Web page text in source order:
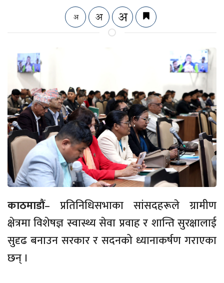
काठमाडौं– प्रतिनिधिसभाका सांसदहरूले ग्रामीण
क्षेत्रमा विशेषज्ञ स्वास्थ्य सेवा प्रवाह र शान्ति सुरक्षालाई
सुदृढ बनाउन सरकार र सदनको ध्यानाकर्षण गराएका
छन् ।